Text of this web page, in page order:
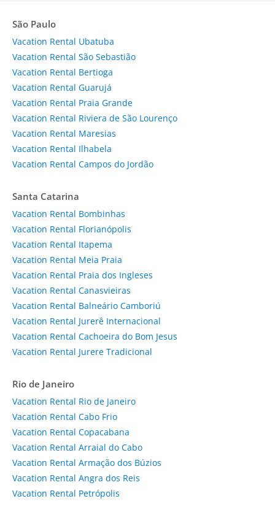
São Paulo
Vacation Rental Ubatuba
Vacation Rental São Sebastião
Vacation Rental Bertioga
Vacation Rental Guarujá
Vacation Rental Praia Grande
Vacation Rental Riviera de São Lourenço
Vacation Rental Maresias
Vacation Rental Ilhabela
Vacation Rental Campos do Jordão
Santa Catarina
Vacation Rental Bombinhas
Vacation Rental Florianópolis
Vacation Rental Itapema
Vacation Rental Meia Praia
Vacation Rental Praia dos Ingleses
Vacation Rental Canasvieiras
Vacation Rental Balneário Camboriú
Vacation Rental Jurerê Internacional
Vacation Rental Cachoeira do Bom Jesus
Vacation Rental Jurere Tradicional
Rio de Janeiro
Vacation Rental Rio de Janeiro
Vacation Rental Cabo Frio
Vacation Rental Copacabana
Vacation Rental Arraial do Cabo
Vacation Rental Armação dos Búzios
Vacation Rental Angra dos Reis
Vacation Rental Petrópolis